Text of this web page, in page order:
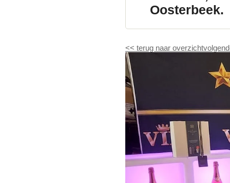
Oosterbeek.
<< terug naar overzicht